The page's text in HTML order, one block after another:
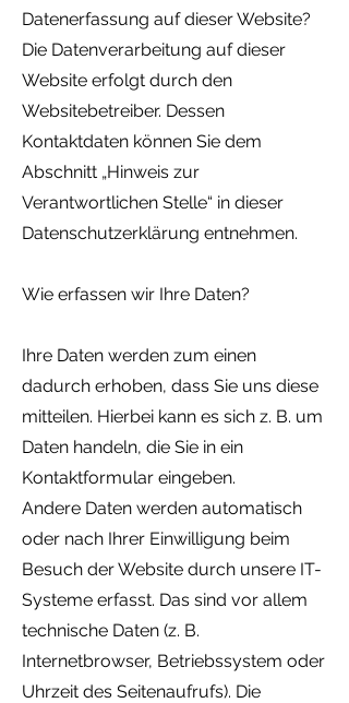
Datenerfassung auf dieser Website?
Die Datenverarbeitung auf dieser
Website erfolgt durch den
Websitebetreiber. Dessen
Kontaktdaten können Sie dem
Abschnitt „Hinweis zur
Verantwortlichen Stelle“ in dieser
Datenschutzerklärung entnehmen.
Wie erfassen wir Ihre Daten?
Ihre Daten werden zum einen
dadurch erhoben, dass Sie uns diese
mitteilen. Hierbei kann es sich z. B. um
Daten handeln, die Sie in ein
Kontaktformular eingeben.
Andere Daten werden automatisch
oder nach Ihrer Einwilligung beim
Besuch der Website durch unsere IT-
Systeme erfasst. Das sind vor allem
technische Daten (z. B.
Internetbrowser, Betriebssystem oder
Uhrzeit des Seitenaufrufs). Die